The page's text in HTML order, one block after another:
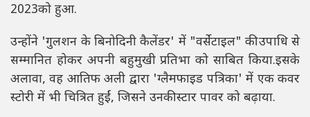
2023को हुआ.
उन्होंने 'गुलशन के बिनोदिनी कैलेंडर' में "वर्सेटाइल" की उपाधि से
सम्मानित होकर अपनी बहुमुखी प्रतिभा को साबित किया.इसके
अलावा, वह आतिफ अली द्वारा 'ग्लैमफाइड पत्रिका' में एक कवर
स्टोरी में भी चित्रित हुईं, जिसने उनकी स्टार पावर को बढ़ाया.